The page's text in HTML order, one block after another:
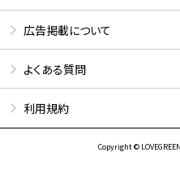
広告掲載について
よくある質問
利用規約
Copyright ©